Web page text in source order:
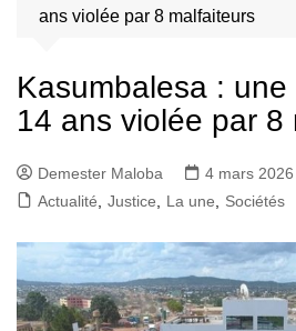
ans violée par 8 malfaiteurs
Kasumbalesa :
14 ans violée par 8
Demester Maloba
4 mars 2026
Actualité
Justice La une Sociétés